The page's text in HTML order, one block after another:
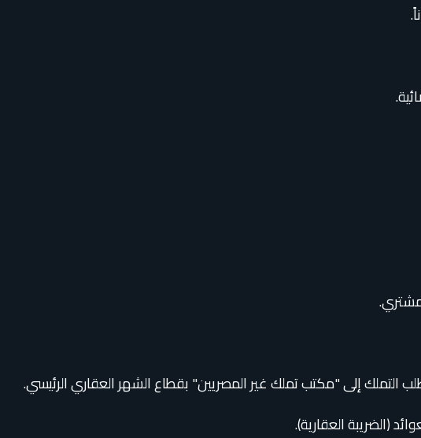
التملك إلى "مكتب تملك غير المصريين" بقطاع الشهر العقاري الرئيسي.
(الضريبة العقارية).